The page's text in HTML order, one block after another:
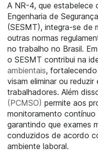
A NR-4, que estabelece
Engenharia de
(SESMT), integra-se de
outras normas
no trabalho no Brasil.
o SESMT contribui na
ambientais,
visam eliminar ou
trabalhadores. Além
(PCMSO) permite aos
monitoramento
garantindo que exames
conduzidos de acordo
ambiente laboral.